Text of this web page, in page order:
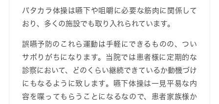
パタカラ体操は嚥下や咀嚼に必要な筋肉に関係して
おり、多くの施設でも取り入れられています。
誤嚥予防のこれら運動は手軽にできるものの、つい
サボりがちになります。当院では患者様に定期的な
診察において、どのくらい継続できているか動機づけ
にもなるように致します。嚥下体操は一見平易な内
容を喋ってもらうことになるなので、患者家族様か